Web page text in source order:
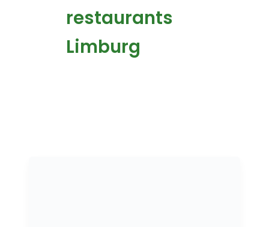
restaurants
Limburg